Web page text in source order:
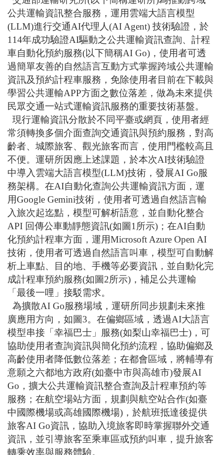
公共運輸資訊整合服務，運用雲端大語言模型
(LLM)進行交通AI代理人(AI Agent) 技術驗證，於
114年成功驗證AI驅動之公共運輸資訊查詢、計程
車自動化預約服務(以下簡稱AI Go) ，使用者可透
過簡單友善的自然語言互動方式掌握跨域公共運輸
資訊及預約計程車服務，免除使用者目前在下載與
學習公共運輸APP方面之數位落差，做為未來提供
民眾交通一站式運輸資訊服務的重要技術基盤。
現行運輸資訊分散於不同平臺或網頁，使用者經
常須轉換多個介面查詢交通資訊與預約服務，對高
齡者、城際旅客、觀光旅客而言，使用門檻較高且
不便。運研所因應上述課題，於本次AI技術驗證
中導入雲端大語言模型(LLM)技術，發展AI Go服
務架構。在AI自動化查詢公共運輸資訊方面，運
用Google Gemini技術，使用者可透過自然語言輸
入旅次起迄點，模型可解析語意，並自動化整合
API 回傳公車動靜態資訊(如圖1 所示) ；在AI自動
化預約計程車方面，運用Microsoft Azure Open AI
技術，使用者可透過自然語言叫車，模型可自動解
析上車點、目的地、手機等必要資訊，並自動化完
成計程車預約服務(如圖2所示) ，補足公共運輸
「最後一哩」接駁需求。
為擴散AI Go服務場域，運研所同步規劃未來推
廣應用方向，如圖3。在偏鄉區域，透過AI大語言
模型串接「幸福巴士」服務(如梨山幸福巴士) ，可
協助使用者查詢資訊與簡化預約流程，協助偏鄉及
高齡使用者降低數位落差；在都會區域，將輔導有
意願之六都地方政府(如臺中市與高雄市)發展AI
Go ，擴大公共運輸資訊整合查詢及計程車預約等
服務；在航空場站方面，規劃與航空站合作(如臺
中國際機場或高雄國際機場) ，於航班抵達後提供
旅客AI Go資訊，協助入境旅客即時掌握聯外交通
資訊，並引導旅客至乘車區或預約叫車，提升旅客
轉乘效率與服務體驗。